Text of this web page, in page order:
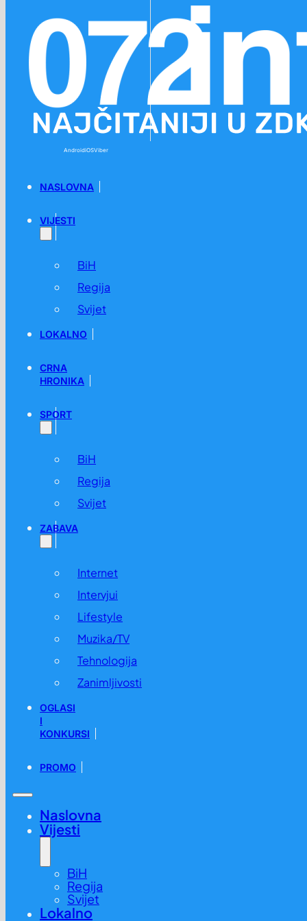
AndroidiOSViber
NASLOVNA
VIJESTI
BiH
Regija
Svijet
LOKALNO
CRNA
HRONIKA
SPORT
BiH
Regija
Svijet
ZABAVA
Internet
Intervjui
Lifestyle
Muzika/TV
Tehnologija
Zanimljivosti
OGLASI
I
KONKURSI
PROMO
Naslovna
Vijesti
BiH
Regija
Svijet
Lokalno